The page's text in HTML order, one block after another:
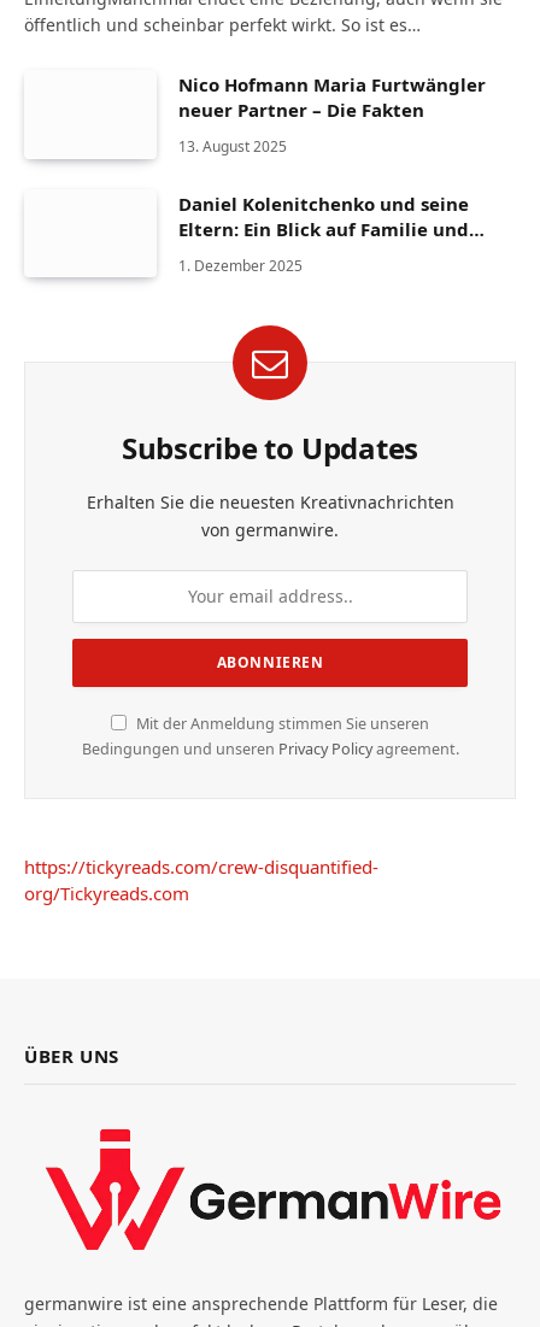
öffentlich und scheinbar perfekt wirkt. So ist es…
Nico Hofmann Maria Furtwängler
neuer Partner – Die Fakten
13. August 2025
Daniel Kolenitchenko und seine
Eltern: Ein Blick auf Familie und
Herkunft
1. Dezember 2025
Subscribe to Updates
Erhalten Sie die neuesten Kreativnachrichten
von germanwire.
Mit der Anmeldung stimmen Sie unseren
Bedingungen und unseren Privacy Policyagreement.
https://tickyreads.com/crew-disquantified-
org/Tickyreads.com
ÜBER UNS
germanwire ist eine ansprechende Plattform für Leser, die